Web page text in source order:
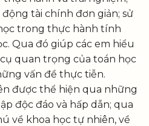
tài chính đơn giản; sử
trong thực hành tính
Qua đó giúp các em hiểu
quan trọng của toán học
vấn đề thực tiễn.
được thể hiện qua những
độc đáo và hấp dẫn; qua
về khoa học tự nhiên, về